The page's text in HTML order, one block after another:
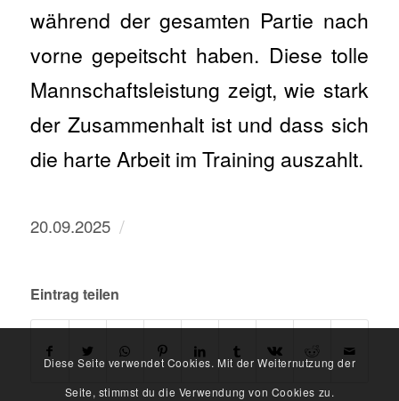
während der gesamten Partie nach
vorne gepeitscht haben. Diese tolle
Mannschaftsleistung zeigt, wie stark
der Zusammenhalt ist und dass sich
die harte Arbeit im Training auszahlt.
20.09.2025 /
Eintrag teilen
Diese Seite verwendet Cookies. Mit der Weiternutzung der
Seite, stimmst du die Verwendung von Cookies zu.